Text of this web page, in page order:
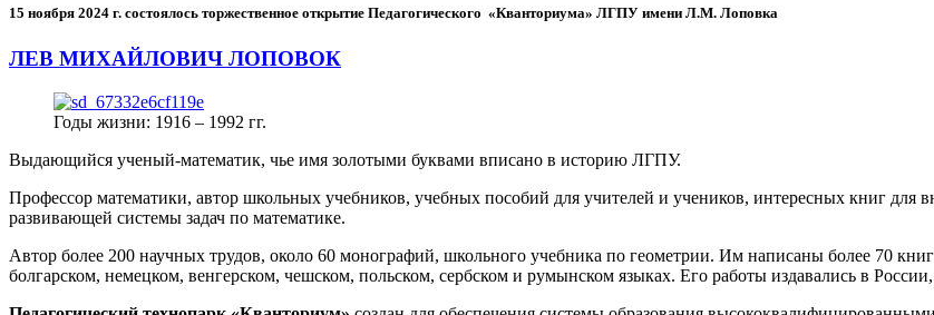
15 ноября 2024 г. состоялось торжественное открытие Педагогического «Кванториума» ЛГПУ имени Л.М. Лоповка
ЛЕВ МИХАЙЛОВИЧ ЛОПОВОК
Годы жизни: 1916 – 1992 гг.
Выдающийся ученый-математик, чье имя золотыми буквами вписано в историю ЛГПУ.
Профессор математики, автор школьных учебников, учебных пособий для учителей и учеников, интересных книг для
развивающей системы задач по математике.
Автор более 200 научных трудов, около 60 монографий, школьного учебника по геометрии. Им написаны более 70
болгарском, немецком, венгерском, чешском, польском, сербском и румынском языках. Его работы издавались в